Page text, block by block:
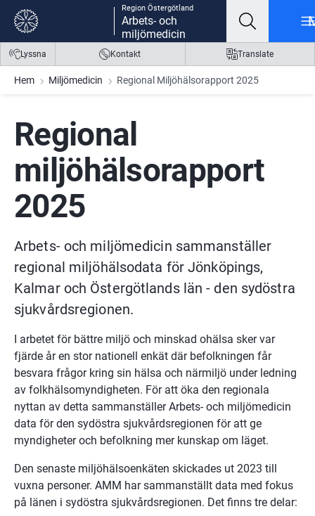
Gå till innehåll
Gå till meny
Gå till sidfot
Region Östergötland
Arbets- och
miljömedicin
Lyssna Kontakt Translate
Hem Miljömedicin Regional Miljöhälsorapport 2025
Regional
miljöhälsorapport
2025
Arbets- och miljömedicin sammanställer
regional miljöhälsodata för Jönköpings,
Kalmar och Östergötlands län - den sydöstra
sjukvårdsregionen.
I arbetet för bättre miljö och minskad ohälsa sker var
fjärde år en stor nationell enkät där befolkningen får
besvara frågor kring sin hälsa och närmiljö under ledning
av folkhälsomyndigheten. För att öka den regionala
nyttan av detta sammanställer Arbets- och miljömedicin
data för den sydöstra sjukvårdsregionen för att ge
myndigheter och befolkning mer kunskap om läget.
Den senaste miljöhälsoenkäten skickades ut 2023 till
vuxna personer. AMM har sammanställt data med fokus
på länen i sydöstra sjukvårdsregionen. Det finns tre delar: